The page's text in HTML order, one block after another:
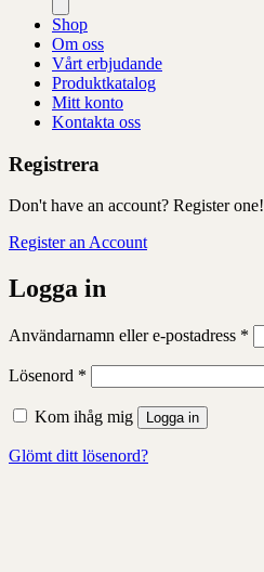
Shop
Om oss
Vårt erbjudande
Produktkatalog
Mitt konto
Kontakta oss
Registrera
Don't have an account? Register one!
Register an Account
Logga in
Användarnamn eller e-postadress *
Lösenord *
Kom ihåg mig Logga in
Glömt ditt lösenord?